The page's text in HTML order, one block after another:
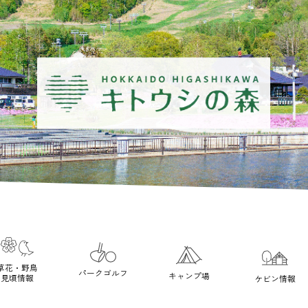
花・野鳥
見頃情報
パークゴルフ キャンプ場 ケビン情報